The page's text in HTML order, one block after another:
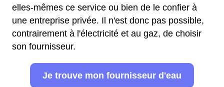
elles-mêmes ce service ou bien de le confier à
une entreprise privée. Il n'est donc pas possible,
contrairement à l'électricité et au gaz, de choisir
son fournisseur.
Je trouve mon fournisseur d'eau